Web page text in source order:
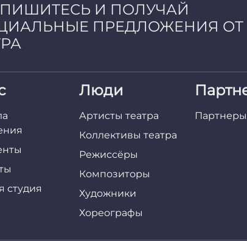
И ПОЛУЧАЙ
ПРЕДЛОЖЕНИЯ ОТ
студия
Люди
Артисты театра
Коллективы театра
Режиссёры
Композиторы
Художники
Хореографы
Партнеры